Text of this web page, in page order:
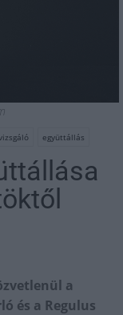
együttállás
a
és a Regulus